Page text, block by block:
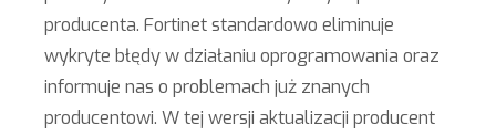
producenta. Fortinet standardowo eliminuje
wykryte błędy w działaniu oprogramowania oraz
informuje nas o problemach już znanych
producentowi. W tej wersji aktualizacji producent